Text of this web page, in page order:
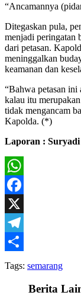
“Ancamannya
Ditegaskan pula,
menjadi peringatan
dari petasan.
meninggalkan
keamanan dan
“Bahwa petasan
kalau itu
tidak mengancam
Kapolda. (*)
Laporan : Suryadi
WhatsApp
Facebook
X
Telegram
Share
Tags: semarang
Berita